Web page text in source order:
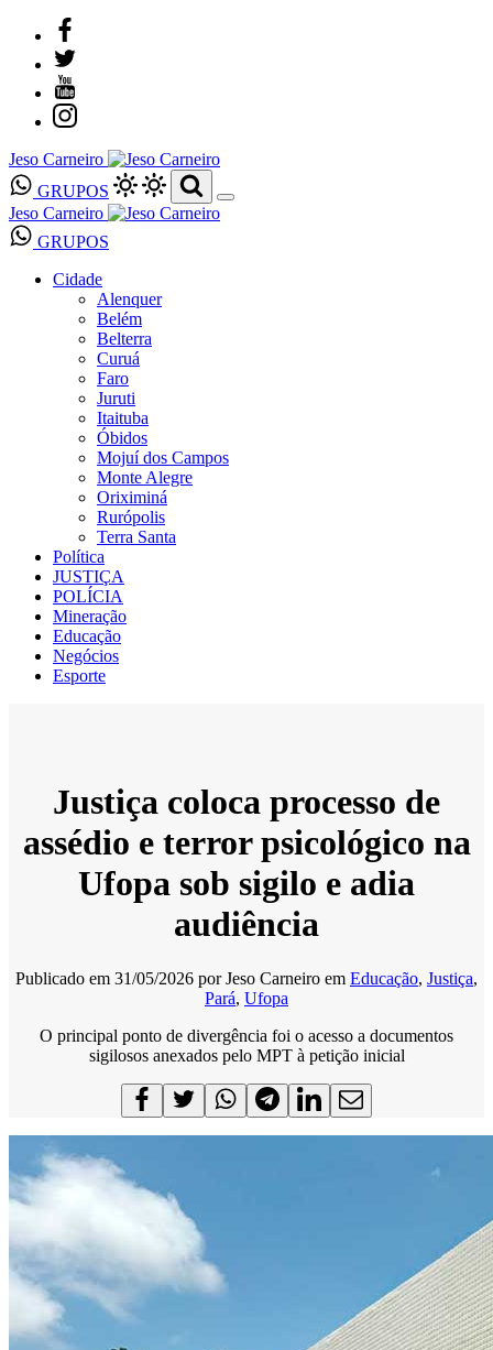
Jeso Carneiro
GRUPOS
Jeso Carneiro
GRUPOS
Cidade
Alenquer
Belém
Belterra
Curuá
Faro
Juruti
Itaituba
Óbidos
Mojuí dos Campos
Monte Alegre
Oriximiná
Rurópolis
Terra Santa
Política
JUSTIÇA
POLÍCIA
Mineração
Educação
Negócios
Esporte
Justiça coloca processo de
assédio e terror psicológico na
Ufopa sob sigilo e adia
audiência
Publicado em 31/05/2026 porJeso Carneiro em Educação, Justiça,
Pará, Ufopa
O principal ponto de divergência foi o acesso a documentos
sigilosos anexados pelo MPT à petição inicial